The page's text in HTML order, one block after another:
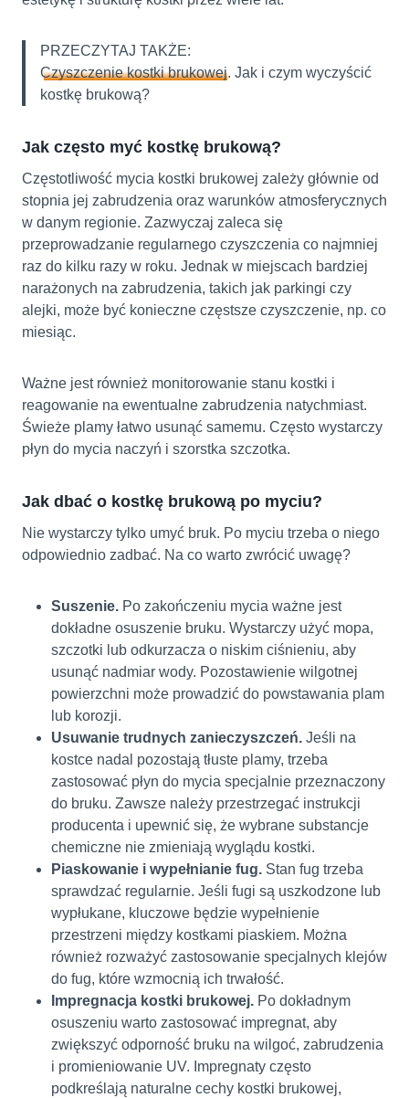
PRZECZYTAJ TAKŻE:
Czyszczenie kostki brukowej. Jak i czym wyczyścić
kostkę brukową?
Jak często myć kostkę brukową?
Częstotliwość mycia kostki brukowej zależy głównie od
stopnia jej zabrudzenia oraz warunków atmosferycznych
w danym regionie. Zazwyczaj zaleca się
przeprowadzanie regularnego czyszczenia co najmniej
raz do kilku razy w roku. Jednak w miejscach bardziej
narażonych na zabrudzenia, takich jak parkingi czy
alejki, może być konieczne częstsze czyszczenie, np. co
miesiąc.
Ważne jest również monitorowanie stanu kostki i
reagowanie na ewentualne zabrudzenia natychmiast.
Świeże plamy łatwo usunąć samemu. Często wystarczy
płyn do mycia naczyń i szorstka szczotka.
Jak dbać o kostkę brukową po myciu?
Nie wystarczy tylko umyć bruk. Po myciu trzeba o niego
odpowiednio zadbać. Na co warto zwrócić uwagę?
Suszenie. Po zakończeniu mycia ważne jest
dokładne osuszenie bruku. Wystarczy użyć mopa,
szczotki lub odkurzacza o niskim ciśnieniu, aby
usunąć nadmiar wody. Pozostawienie wilgotnej
powierzchni może prowadzić do powstawania plam
lub korozji.
Usuwanie trudnych zanieczyszczeń. Jeśli na
kostce nadal pozostają tłuste plamy, trzeba
zastosować płyn do mycia specjalnie przeznaczony
do bruku. Zawsze należy przestrzegać instrukcji
producenta i upewnić się, że wybrane substancje
chemiczne nie zmieniają wyglądu kostki.
Piaskowanie i wypełnianie fug. Stan fug trzeba
sprawdzać regularnie. Jeśli fugi są uszkodzone lub
wypłukane, kluczowe będzie wypełnienie
przestrzeni między kostkami piaskiem. Można
również rozważyć zastosowanie specjalnych klejów
do fug, które wzmocnią ich trwałość.
Impregnacja kostki brukowej. Po dokładnym
osuszeniu warto zastosować impregnat, aby
zwiększyć odporność bruku na wilgoć, zabrudzenia
i promieniowanie UV. Impregnaty często
podkreślają naturalne cechy kostki brukowej,